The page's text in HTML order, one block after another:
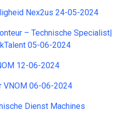
Nex2us 24-05-2024
– Technische Specialist|
05-06-2024
12-06-2024
VNOM 06-06-2024
Dienst Machines